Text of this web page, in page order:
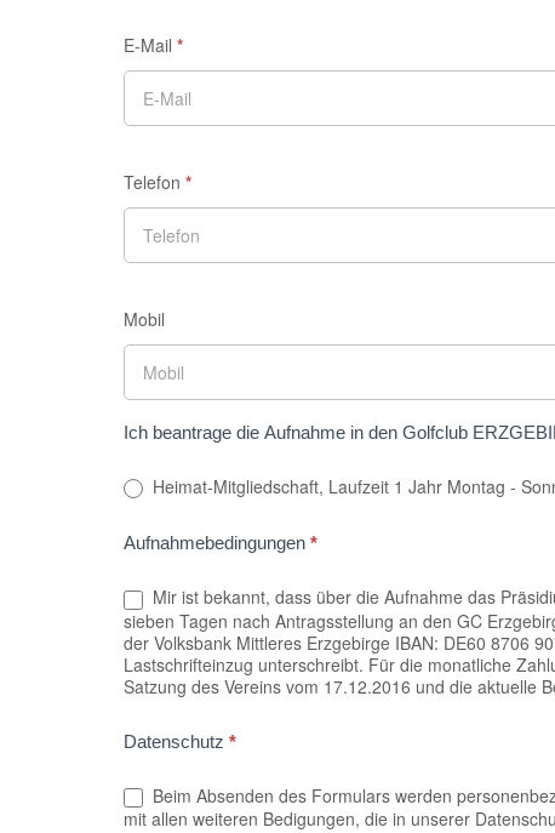
E-Mail *
Telefon *
Mobil
Ich beantrage die Aufnahme in den Golfclub
Heimat-
Aufnahmebedingungen *
Mir ist bekannt, dass über die Aufnahme das
sieben Tagen nach Antragsstellung an den GC
der Volksbank Mittleres Erzgebirge IBAN: DE60 8706
Lastschrifteinzug unterschreibt. Für die monatliche
Satzung des Vereins vom 17.12.2016 und die aktuelle
Datenschutz *
Beim Absenden des Formulars werden
mit allen weiteren Bedigungen, die in unserer